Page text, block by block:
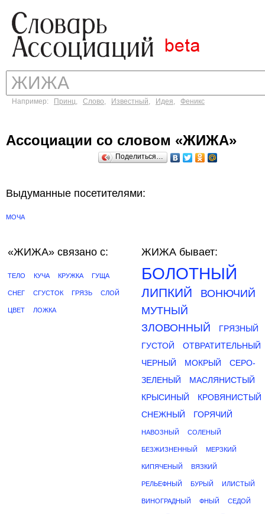
Например: Принц, Слово, Известный, Идея, Феникс
Ассоциации со словом «ЖИЖА»
Поделиться…
Выдуманные посетителями:
МОЧА
«ЖИЖА» связано с:
ТЕЛО КУЧА КРУЖКА ГУЩА
СНЕГ СГУСТОК ГРЯЗЬ СЛОЙ
ЦВЕТ ЛОЖКА
ЖИЖА бывает:
БОЛОТНЫЙ
ЛИПКИЙ
ВОНЮЧИЙ
МУТНЫЙ
ЗЛОВОННЫЙ
ГРЯЗНЫЙ
ГУСТОЙ
ОТВРАТИТЕЛЬНЫЙ
ЧЕРНЫЙ
МОКРЫЙ
СЕРО-
ЗЕЛЕНЫЙ
МАСЛЯНИСТЫЙ
КРЫСИНЫЙ
КРОВЯНИСТЫЙ
СНЕЖНЫЙ
ГОРЯЧИЙ
НАВОЗНЫЙ СОЛЕНЫЙ
БЕЗЖИЗНЕННЫЙ МЕРЗКИЙ
КИПЯЧЕНЫЙ ВЯЗКИЙ
РЕЛЬЕФНЫЙ БУРЫЙ ИЛИСТЫЙ
ВИНОГРАДНЫЙ ФНЫЙ СЕДОЙ